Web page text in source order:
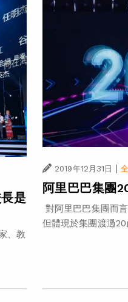
是
、教
2019年12月31日 |
阿里巴巴集團
對阿里巴巴集團而
但體現於集團渡過